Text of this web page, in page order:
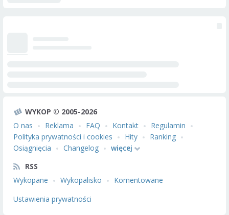
WYKOP © 2005-2026
O nas
Reklama FAQ Kontakt
Regulamin
Polityka prywatności i cookies
Hity
Ranking
Osiągnięcia
Changelog
więcej
RSS
Wykopane
Wykopalisko
Komentowane
Ustawienia prywatności